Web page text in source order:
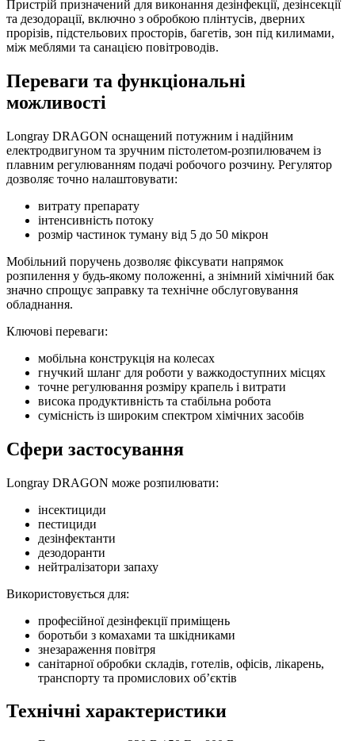
Пристрій призначений для виконання дезінфекції, дезінсекції
та дезодорації, включно з обробкою плінтусів, дверних
прорізів, підстельових просторів, багетів, зон під килимами,
між меблями та санацією повітроводів.
Переваги та функціональні
можливості
Longray DRAGON оснащений потужним і надійним
електродвигуном та зручним пістолетом-розпилювачем із
плавним регулюванням подачі робочого розчину. Регулятор
дозволяє точно налаштовувати:
витрату препарату
інтенсивність потоку
розмір частинок туману від 5 до 50 мікрон
Мобільний поручень дозволяє фіксувати напрямок
розпилення у будь-якому положенні, а знімний хімічний бак
значно спрощує заправку та технічне обслуговування
обладнання.
Ключові переваги:
мобільна конструкція на колесах
гнучкий шланг для роботи у важкодоступних місцях
точне регулювання розміру крапель і витрати
висока продуктивність та стабільна робота
сумісність із широким спектром хімічних засобів
Сфери застосування
Longray DRAGON може розпилювати:
інсектициди
пестициди
дезінфектанти
дезодоранти
нейтралізатори запаху
Використовується для:
професійної дезінфекції приміщень
боротьби з комахами та шкідниками
знезараження повітря
санітарної обробки складів, готелів, офісів, лікарень,
транспорту та промислових об’єктів
Технічні характеристики